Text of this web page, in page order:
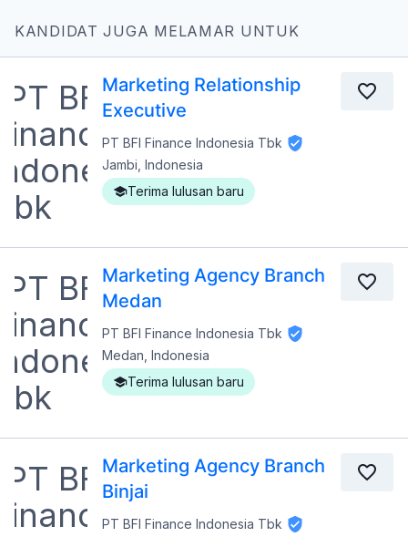
KANDIDAT JUGA MELAMAR UNTUK
Marketing Relationship
Executive
PT BFI Finance Indonesia Tbk
Jambi, Indonesia
Terima lulusan baru
Marketing Agency Branch
Medan
PT BFI Finance Indonesia Tbk
Medan, Indonesia
Terima lulusan baru
Marketing Agency Branch
Binjai
PT BFI Finance Indonesia Tbk